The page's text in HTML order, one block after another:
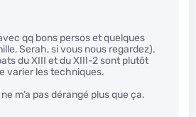
qq bons persos et quelques
Serah, si vous nous regardez).
du XIII et du XIII-2 sont plutôt
varier les techniques.
m’a pas dérangé plus que ça.